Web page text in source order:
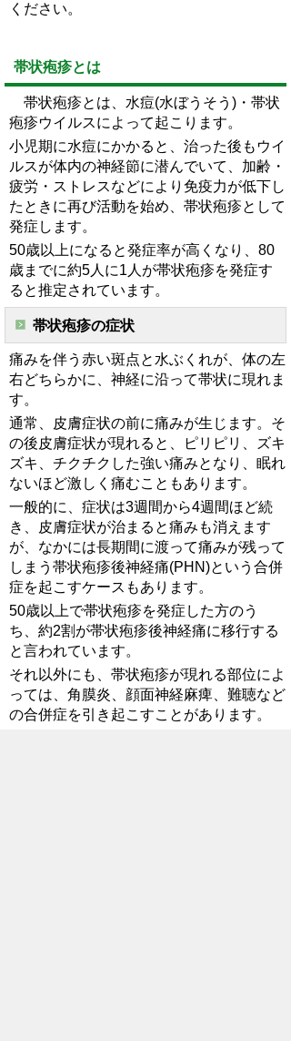
ください。
帯状疱疹とは
帯状疱疹とは、水痘(水ぼうそう)・帯状
疱疹ウイルスによって起こります。
小児期に水痘にかかると、治った後もウイ
ルスが体内の神経節に潜んでいて、加齢・
疲労・ストレスなどにより免疫力が低下し
たときに再び活動を始め、帯状疱疹として
発症します。
50歳以上になると発症率が高くなり、80
歳までに約5人に1人が帯状疱疹を発症す
ると推定されています。
帯状疱疹の症状
痛みを伴う赤い斑点と水ぶくれが、体の左
右どちらかに、神経に沿って帯状に現れま
す。
通常、皮膚症状の前に痛みが生じます。そ
の後皮膚症状が現れると、ピリピリ、ズキ
ズキ、チクチクした強い痛みとなり、眠れ
ないほど激しく痛むこともあります。
一般的に、症状は3週間から4週間ほど続
き、皮膚症状が治まると痛みも消えます
が、なかには長期間に渡って痛みが残って
しまう帯状疱疹後神経痛(PHN)という合併
症を起こすケースもあります。
50歳以上で帯状疱疹を発症した方のう
ち、約2割が帯状疱疹後神経痛に移行する
と言われています。
それ以外にも、帯状疱疹が現れる部位によ
っては、角膜炎、顔面神経麻痺、難聴など
の合併症を引き起こすことがあります。